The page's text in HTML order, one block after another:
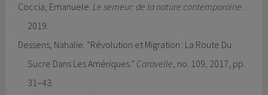
Coccia, Emanuele.Le semeur: de la nature contemporaine.
2019.
Dessens, Nahalie. “Révolution et Migration : La Route Du
Sucre Dans Les Amériques.” Caravelle, no. 109, 2017, pp.
31–43.